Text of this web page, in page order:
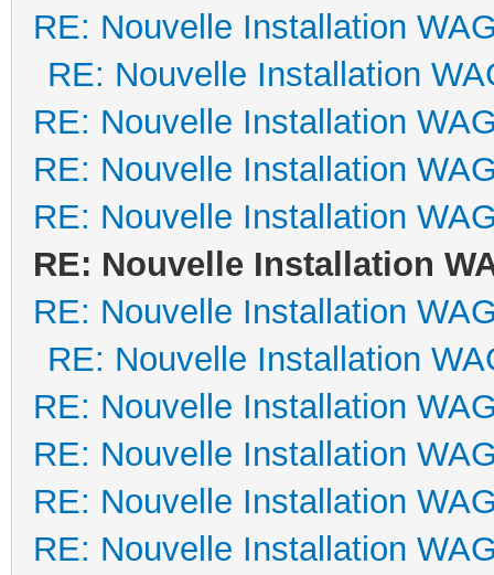
RE: Nouvelle Installation
RE: Nouvelle Installation
RE: Nouvelle Installation
RE: Nouvelle Installation
RE: Nouvelle Installation
RE: Nouvelle Installation
RE: Nouvelle Installation
RE: Nouvelle Installation
RE: Nouvelle Installation
RE: Nouvelle Installation
RE: Nouvelle Installation
RE: Nouvelle Installation